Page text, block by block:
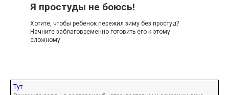
Я простуды не боюсь!
Хотите, чтобы ребенок пережил зиму без простуд?
Начните заблаговременно готовить его к этому
сложному
Тут